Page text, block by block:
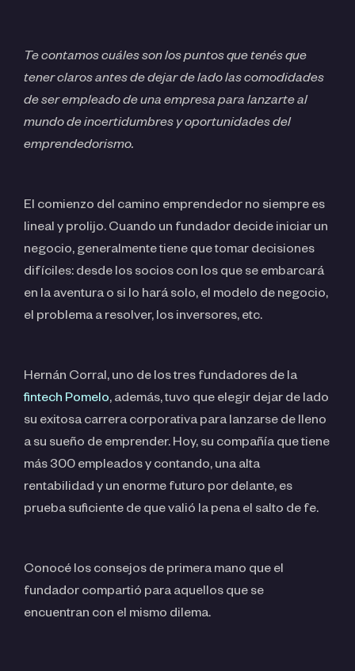
Te contamos cuáles son los puntos que tenés que
tener claros antes de dejar de lado las comodidades
de ser empleado de una empresa para lanzarte al
mundo de incertidumbres y oportunidades del
emprendedorismo.
El comienzo del camino emprendedor no siempre es
lineal y prolijo. Cuando un fundador decide iniciar un
negocio, generalmente tiene que tomar decisiones
difíciles: desde los socios con los que se embarcará
en la aventura o si lo hará solo, el modelo de negocio,
el problema a resolver, los inversores, etc.
Hernán Corral, uno de los tres fundadores de la
fintech Pomelo, además, tuvo que elegir dejar de lado
su exitosa carrera corporativa para lanzarse de lleno
a su sueño de emprender. Hoy, su compañía que tiene
más 300 empleados y contando, una alta
rentabilidad y un enorme futuro por delante, es
prueba suficiente de que valió la pena el salto de fe.
Conocé los consejos de primera mano que el
fundador compartió para aquellos que se
encuentran con el mismo dilema.